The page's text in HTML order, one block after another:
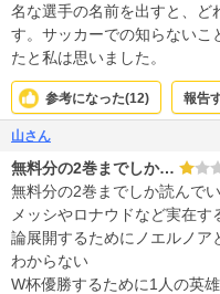
名な選手の名前を出すと、ど
す。サッカーでの知らないこ
たと私は思いました。
参考になった(12) 報告
山さん
無料分の2巻までしか…
無料分の2巻までしか読んで
メッシやロナウドなど実在
論展開するためにノエルノア
わからない
W杯優勝するために1人の英